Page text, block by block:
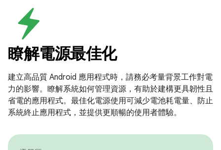
瞭解電源最佳化
建立高品質 Android 應用程式時，請務必考量背景工作對電
力的影響。瞭解系統如何管理資源，有助於建構更具韌性且
省電的應用程式。最佳化電源使用可減少電池耗電量、防止
系統終止應用程式，並提供更順暢的使用者體驗。